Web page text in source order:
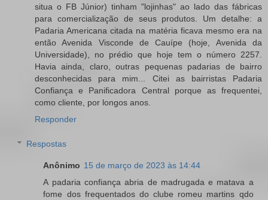
situa o FB Júnior) tinham "lojinhas" ao lado das fábricas
para comercialização de seus produtos. Um detalhe: a
Padaria Americana citada na matéria ficava mesmo era na
então Avenida Visconde de Cauípe (hoje, Avenida da
Universidade), no prédio que hoje tem o número 2257.
Havia ainda, claro, outras pequenas padarias de bairro
desconhecidas para mim... Citei as bairristas Padaria
Confiança e Panificadora Central porque as frequentei,
como cliente, por longos anos.
Responder
Respostas
Anônimo 15 de março de 2023 às 14:44
A padaria confiança abria de madrugada e matava a
fome dos frequentados do clube romeu martins qdo